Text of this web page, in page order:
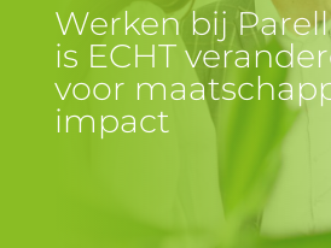
Werken bij Parell
is ECHT
voor
impact